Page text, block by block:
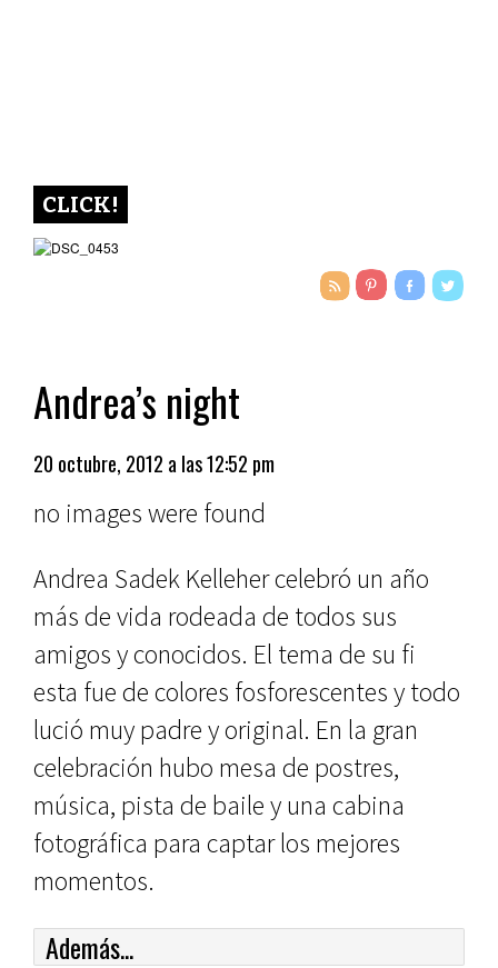
CLICK!
Andrea’s night
20 octubre, 2012 a las 12:52 pm
no images were found
Andrea Sadek Kelleher celebró un año
más de vida rodeada de todos sus
amigos y conocidos. El tema de su fi
esta fue de colores fosforescentes y todo
lució muy padre y original. En la gran
celebración hubo mesa de postres,
música, pista de baile y una cabina
fotográfica para captar los mejores
momentos.
Además...